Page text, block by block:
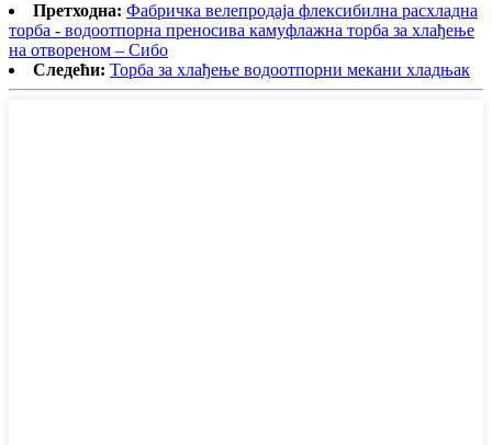
Претходна: Фабричка велепродаја флексибилна расхладна
торба - водоотпорна преносива камуфлажна торба за хлађење
на отвореном – Сибо
Следећи: Торба за хлађење водоотпорни мекани хладњак